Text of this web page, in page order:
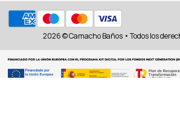
2026 © Camacho Baños • Todos los